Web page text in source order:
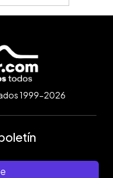
1999-2026